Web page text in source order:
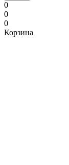
0
0
0
Корзина